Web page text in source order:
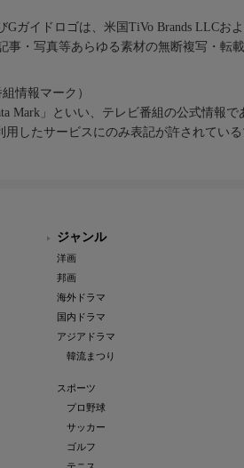
Gガイドロゴは、米国TiVo Brands LLCお
事・写真等あらゆる素材の無断複写・転載
情報マーク）
Mark」といい、テレビ番組の公式情報で
用したサービスにのみ表記が許されている
ジャンル
洋画
邦画
海外ドラマ
国内ドラマ
アジアドラマ
韓流まつり
スポーツ
プロ野球
サッカー
ゴルフ